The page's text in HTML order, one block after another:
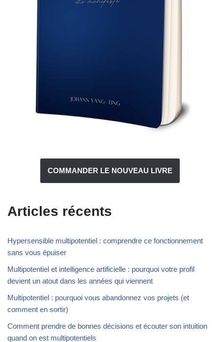
COMMANDER LE NOUVEAU LIVRE
Articles récents
Hypersensible multipotentiel : comprendre ce fonctionnement
sans vous épuiser
Multipotentiel et intelligence artificielle : pourquoi votre profil
devient un atout dans les années qui viennent
Multipotentiel : pourquoi vous abandonnez vos projets (et
comment en sortir)
Comment prendre de bonnes décisions et écouter son intuition
quand on est multipotentiels